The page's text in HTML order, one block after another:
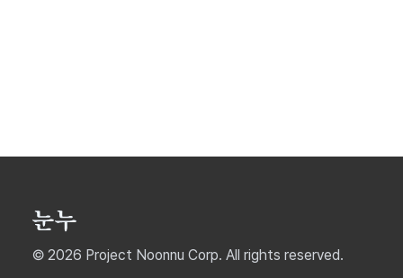
© 2026 Project Noonnu Corp. All rights reserved.